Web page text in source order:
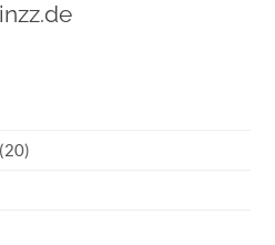
(20)